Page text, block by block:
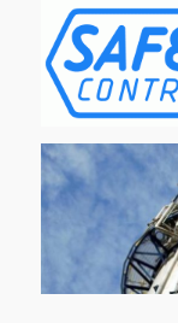
Safex